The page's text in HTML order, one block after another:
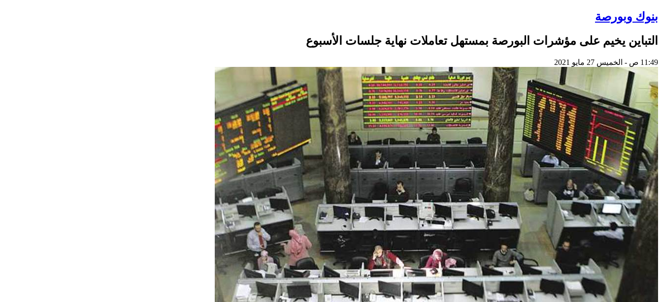
بنوك وبورصة
التباين يخيم على مؤشرات البورصة بمستهل تعاملات نهاية جلسات الأسبوع
11:49 ص - الخميس 27 مايو 2021